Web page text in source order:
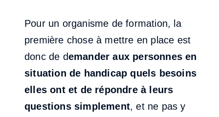
Pour un organisme de formation, la
première chose à mettre en place est
donc de demander aux personnes en
situation de handicap quels besoins
elles ont et de répondre à leurs
questions simplement, et ne pas y